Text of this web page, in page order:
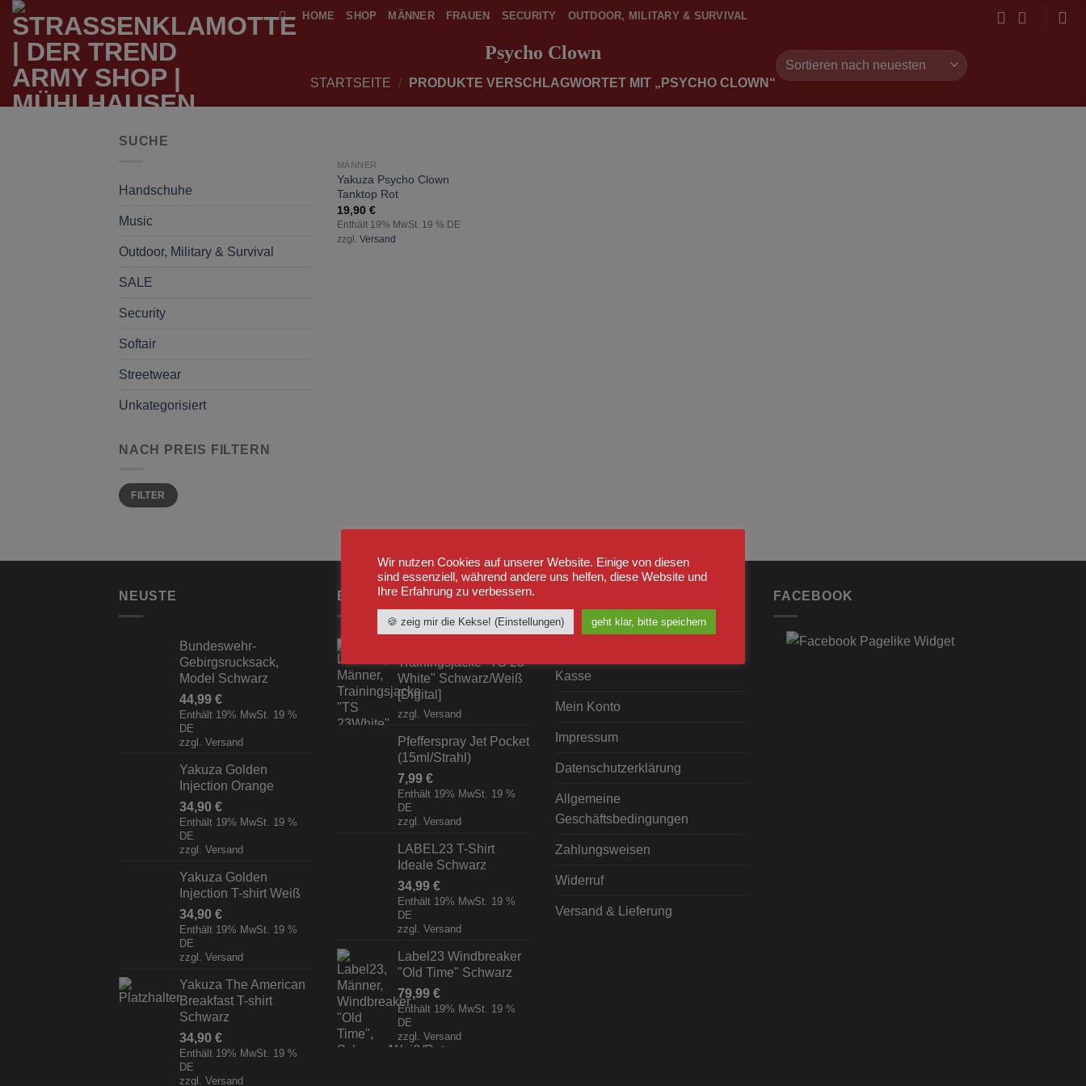
Zum
Inhalt
springen
HOME SHOP MÄNNER FRAUEN SECURITY OUTDOOR, MILITARY & SURVIVAL
Psycho Clown
STARTSEITE / PRODUKTE VERSCHLAGWORTET MIT „PSYCHO CLOWN“
SUCHE
Handschuhe
Music
Outdoor, Military & Survival
SALE
Security
Softair
Streetwear
Unkategorisiert
NACH PREIS FILTERN
Min.
Preis
Max.
PreisFILTER
zur
MÄNNER
Yakuza Psycho Clown
Tanktop Rot
19,90 €
Enthält 19% MwSt. 19 % DE
zzgl. Versand
NEUSTE
Bundeswehr-
Gebirgsrucksack,
Model Schwarz
44,99 €
Enthält 19% MwSt. 19 %
DE
zzgl. Versand
Yakuza Golden
Injection Orange
34,90 €
Enthält 19% MwSt. 19 %
DE
zzgl. Versand
Yakuza Golden
Injection T-shirt Weiß
34,90 €
Enthält 19% MwSt. 19 %
DE
zzgl. Versand
Yakuza The American
Breakfast T-shirt
Schwarz
34,90 €
Enthält 19% MwSt. 19 %
DE
zzgl. Versand
BESTSELLER
Trainingsjacke "TS 23
White" Schwarz/Weiß
[Digital]
zzgl. Versand
Pfefferspray Jet Pocket
(15ml/Strahl)
7,99 €
Enthält 19% MwSt. 19 %
DE
zzgl. Versand
LABEL23 T-Shirt
Ideale Schwarz
34,99 €
Enthält 19% MwSt. 19 %
DE
zzgl. Versand
Label23 Windbreaker
"Old Time" Schwarz
79,99 €
Enthält 19% MwSt. 19 %
DE
zzgl. Versand
Kasse
Mein Konto
Impressum
Datenschutzerklärung
Allgemeine
Geschäftsbedingungen
Zahlungsweisen
Widerruf
Versand & Lieferung
FACEBOOK
Wir nutzen Cookies auf unserer Website. Einige von diesen
sind essenziell, während andere uns helfen, diese Website und
Ihre Erfahrung zu verbessern.
🍪 zeig mir die Kekse! (Einstellungen) geht klar, bitte speichern